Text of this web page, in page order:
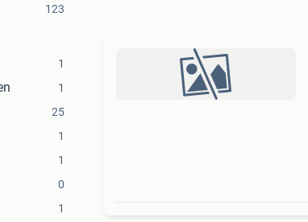
123
1
1
25
1
1
0
1